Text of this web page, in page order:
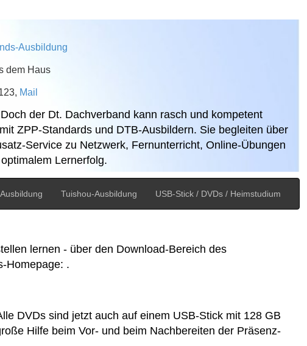
Ausbildung
dem Haus
Mail
der Dt. Dachverband kann rasch und kompetent
ZPP-Standards und DTB-Ausbildern. Sie begleiten über
Service zu Netzwerk, Fernunterricht, Online-Übungen
Lernerfolg.
Tuishou-Ausbildung USB-Stick / DVDs / Heimstudium
lernen - über den Download-Bereich des
Homepage: .
DVDs sind jetzt auch auf einem USB-Stick mit 128 GB
Hilfe beim Vor- und beim Nachbereiten der Präsenz-